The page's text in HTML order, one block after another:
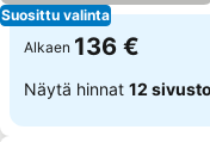
Suosittu valinta
Alkaen 136 €
Näytä hinnat 12